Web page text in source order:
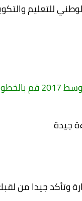
للتعليم
جيدة
وتأكد جيدا من